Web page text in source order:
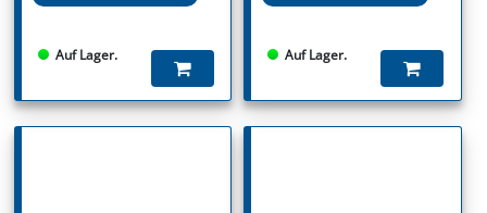
Auf Lager. Auf Lager.